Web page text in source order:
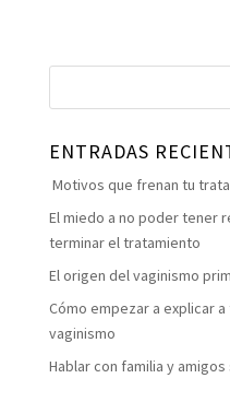
ENTRADAS
Motivos que frenan tu
El miedo a no poder tener
terminar el tratamiento
El origen del vaginismo
Cómo empezar a explicar
vaginismo
Hablar con familia y